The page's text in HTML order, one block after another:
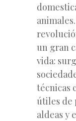
un gran
vida:
técnicas
útiles de
aldeas y